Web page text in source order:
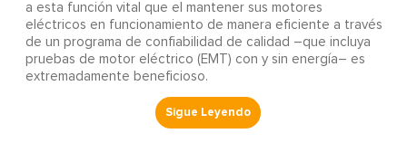
a esta función vital que el mantener sus motores
eléctricos en funcionamiento de manera eficiente a través
de un programa de confiabilidad de calidad –que incluya
pruebas de motor eléctrico (EMT) con y sin energía– es
extremadamente beneficioso.